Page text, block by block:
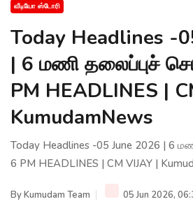
வீடியோ ஸ்டோரி
Today Headlines -
| 6 மணி தலைப்புச்
PM HEADLINES |
KumudamNews
Today Headlines -05 June 2026 | 6
6 PM HEADLINES | CM VIJAY |
ByKumudam Team
05 Jun 2026,